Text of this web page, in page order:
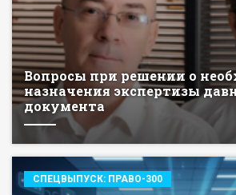
Вопросы при решении о
назначения экспертизы
документа
СПЕЦВЫПУСК: ПРАВО-300